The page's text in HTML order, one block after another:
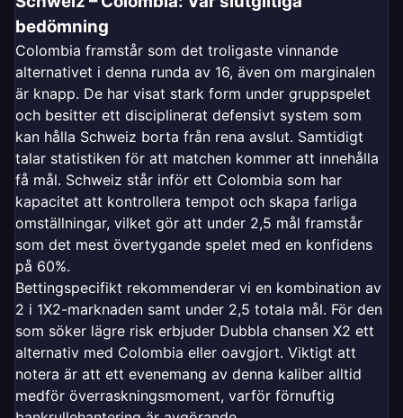
bedömning
Colombia framstår som det troligaste vinnande
alternativet i denna runda av 16, även om marginalen
är knapp. De har visat stark form under gruppspelet
och besitter ett disciplinerat defensivt system som
kan hålla Schweiz borta från rena avslut. Samtidigt
talar statistiken för att matchen kommer att innehålla
få mål. Schweiz står inför ett Colombia som har
kapacitet att kontrollera tempot och skapa farliga
omställningar, vilket gör att under 2,5 mål framstår
som det mest övertygande spelet med en konfidens
på 60%.
Bettingspecifikt rekommenderar vi en kombination av
2 i 1X2-marknaden samt under 2,5 totala mål. För den
som söker lägre risk erbjuder Dubbla chansen X2 ett
alternativ med Colombia eller oavgjort. Viktigt att
notera är att ett evenemang av denna kaliber alltid
medför överraskningsmoment, varför förnuftig